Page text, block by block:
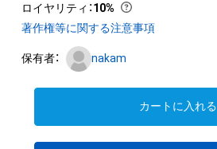
ロイヤリティ ：10%
著作権等に関する注意事項
保有者： nakam
カートに入れる